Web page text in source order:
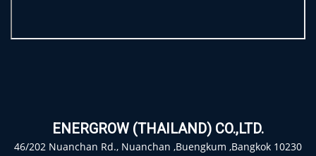
ENERGROW (THAILAND) CO.,LTD.
46/202 Nuanchan Rd., Nuanchan ,Buengkum ,Bangkok 10230